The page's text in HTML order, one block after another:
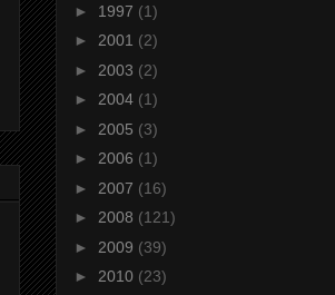
► 1997 (1)
► 2001 (2)
► 2003 (2)
► 2004 (1)
► 2005 (3)
► 2006 (1)
► 2007 (16)
► 2008 (121)
► 2009 (39)
► 2010 (23)